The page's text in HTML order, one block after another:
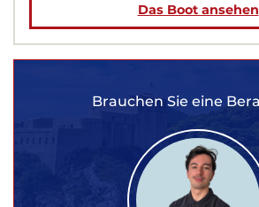
Das Boot ansehen
Brauchen Sie eine